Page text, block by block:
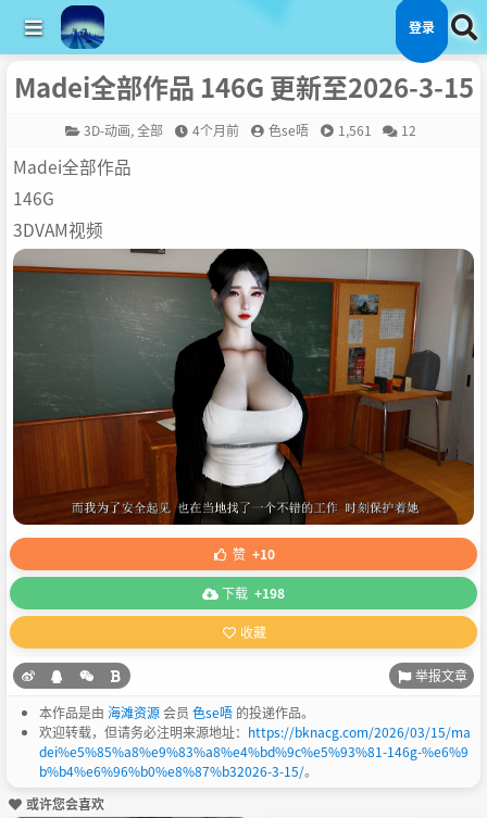
登录
Madei全部作品 146G 更新至2026-3-15
3D-动画,全部 4个月前 色se唔 1,561 12
Madei全部作品
146G
3DVAM视频
赞 +10
下载 +198
收藏
举报文章
本作品是由 海滩资源会员 色se唔 的投递作品。
欢迎转载，但请务必注明来源地址： https://bknacg.com/2026/03/15/ma
dei%e5%85%a8%e9%83%a8%e4%bd%9c%e5%93%81-146g-%e6%9
b%b4%e6%96%b0%e8%87%b32026-3-15/。
或许您会喜欢